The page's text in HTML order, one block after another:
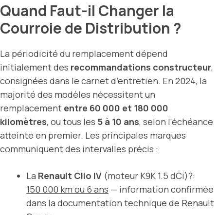
Quand Faut-il Changer la
Courroie de Distribution ?
La périodicité du remplacement dépend
initialement des recommandations constructeur,
consignées dans le carnet d’entretien. En 2024, la
majorité des modèles nécessitent un
remplacement entre 60 000 et 180 000
kilomètres, ou tous les 5 à 10 ans, selon l’échéance
atteinte en premier. Les principales marques
communiquent des intervalles précis :
La Renault Clio IV (moteur K9K 1.5 dCi)?:
150 000 km ou 6 ans — information confirmée
dans la documentation technique de Renault